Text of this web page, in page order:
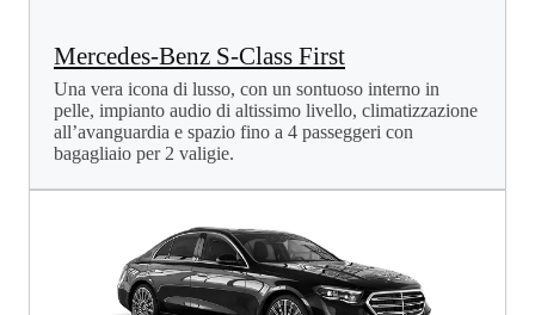
Mercedes-Benz S-Class First
Una vera icona di lusso, con un sontuoso interno in
pelle, impianto audio di altissimo livello, climatizzazione
all’avanguardia e spazio fino a 4 passeggeri con
bagagliaio per 2 valigie.